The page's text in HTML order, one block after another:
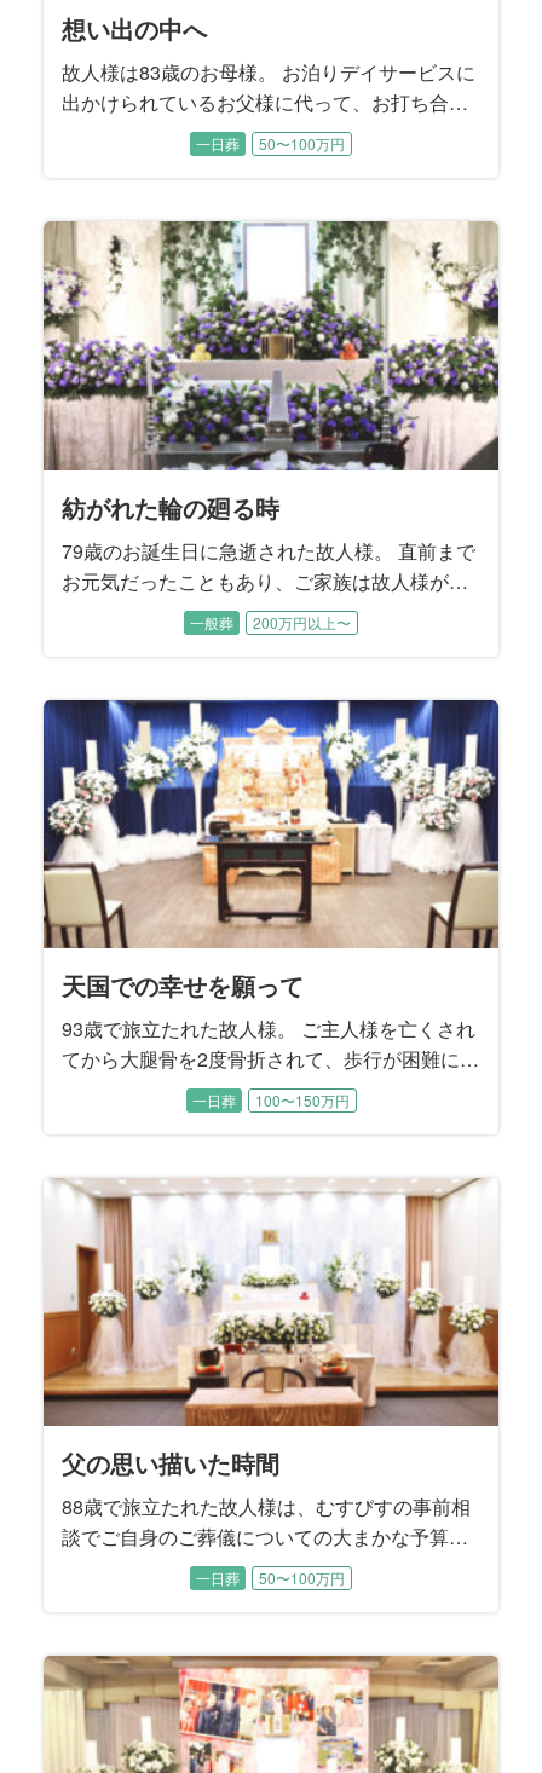
想い出の中へ
故人様は83歳のお母様。 お泊りデイサービスに
出かけられているお父様に代って、お打ち合わ
せは喪主であるご長女様と旦那様にご同席いた
だきました。 お父様は施主をお務めになりま
を執り行うことで、お母様を亡くされたお父様
が今後もしっかり生きていけるようなお別れに
することを望まれました。
一日葬 50〜100万円
紡がれた輪の廻る時
79歳のお誕生日に急逝された故人様。 直前まで
お元気だったこともあり、ご家族は故人様が旅
立たれたことをまだ実感できないご様子でし
た。 性格が明るくて世話焼き、頼まれると嫌と
も信頼されていました。 ご家族に向ける愛情も
同じで、奥様やお子様方を様々な場面で支えて
こられたそうです。 そんな故人様への大きな感
謝を込めて、ご家族はしっかり送ってあげたい
とおっしゃいました。
一般葬 200万円以上〜
天国での幸せを願って
93歳で旅立たれた故人様。 ご主人様を亡くされ
てから大腿骨を2度骨折されて、歩行が困難にな
ったことから晩年は施設でお暮しでした。 施設
では癒し系の楽しい性格から、ちょっとしたア
たご家族はとても驚かれたそうです。 「コロナ
禍の面会制限でなかなか会うことは出来なかっ
たけれど、やれることは全てやり尽くしまし
た」と喪主を務めるご次女様はおっしゃいまし
た。
一日葬 100〜150万円
父の思い描いた時間
88歳で旅立たれた故人様は、むすびすの事前相
談でご自身のご葬儀についての大まかな予算や
方針についてお決めになられていました。 生前
から奥様と2人の息子様には、「葬儀社に話しは
されていたそうです。 お打ち合わせでは、故人
様が遺された『エンディングノート』の内容に
沿うかたちで、お式を進めていくことに決まり
ました。
一日葬 50〜100万円